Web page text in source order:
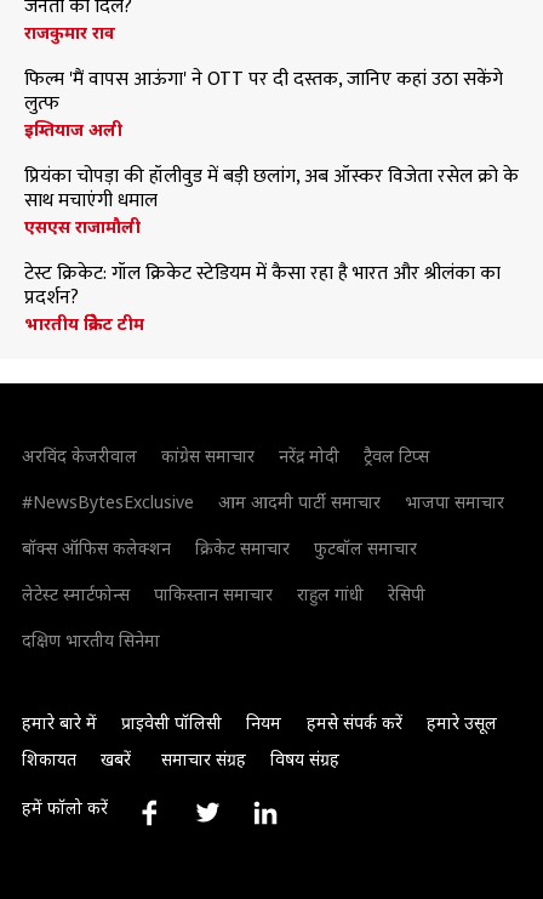
जनता का दिल?
राजकुमार राव
फिल्म 'मैं वापस आऊंगा' ने OTT पर दी दस्तक, जानिए कहां उठा सकेंगे
लुत्फ
इम्तियाज अली
प्रियंका चोपड़ा की हॉलीवुड में बड़ी छलांग, अब ऑस्कर विजेता रसेल क्रो के
साथ मचाएंगी धमाल
एसएस राजामौली
टेस्ट क्रिकेट: गॉल क्रिकेट स्टेडियम में कैसा रहा है भारत और श्रीलंका का
प्रदर्शन?
भारतीय क्रिकेट टीम
अरविंद केजरीवाल कांग्रेस समाचार नरेंद्र मोदी
ट्रैवल टिप्स
#NewsBytesExclusive
आम आदमी पार्टी समाचार
भाजपा समाचार
बॉक्स ऑफिस कलेक्शन
क्रिकेट समाचार
फुटबॉल समाचार
लेटेस्ट स्मार्टफोन्स
पाकिस्तान समाचार राहुल गांधी
रेसिपी
दक्षिण भारतीय सिनेमा
हमारे बारे में प्राइवेसी पॉलिसी नियम हमसे संपर्क करें
हमारे उसूल
शिकायत
खबरें समाचार संग्रह विषय संग्रह
हमें फॉलो करें